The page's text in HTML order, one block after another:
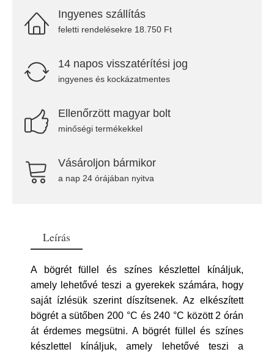
Ingyenes szállítás
feletti rendelésekre 18.750 Ft
14 napos visszatérítési jog
ingyenes és kockázatmentes
Ellenőrzött magyar bolt
minőségi termékekkel
Vásároljon bármikor
a nap 24 órájában nyitva
Leírás
A bögrét füllel és színes készlettel kínáljuk,
amely lehetővé teszi a gyerekek számára, hogy
saját ízlésük szerint díszítsenek. Az elkészített
bögrét a sütőben 200 °C és 240 °C között 2 órán
át érdemes megsütni. A bögrét füllel és színes
készlettel kínáljuk, amely lehetővé teszi a